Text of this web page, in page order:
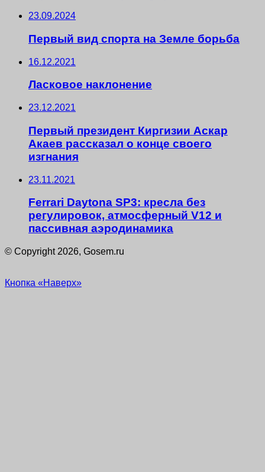
23.09.2024
Первый вид спорта на Земле борьба
16.12.2021
Ласковое наклонение
23.12.2021
Первый президент Киргизии Аскар
Акаев рассказал о конце своего
изгнания
23.11.2021
Ferrari Daytona SP3: кресла без
регулировок, атмосферный V12 и
пассивная аэродинамика
© Copyright 2026, Gosem.ru
Кнопка «Наверх»